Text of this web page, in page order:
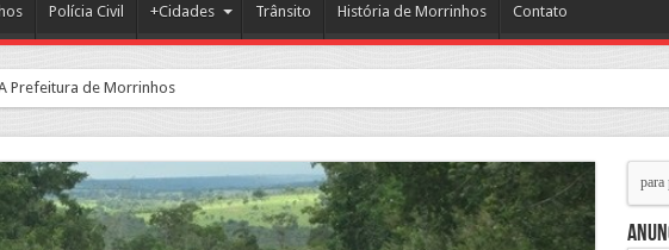
Polícia Civil +Cidades Trânsito História de Morrinhos Contato
Prefeitura de Morrinhos segue avançando com importantes investimentos no Setor Arca d